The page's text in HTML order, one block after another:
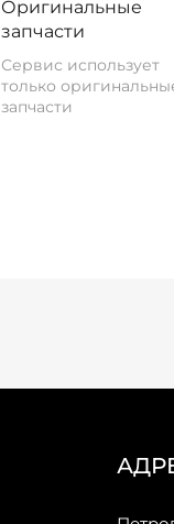
Оригинальные
запчасти
Сервис использует
только
запчасти